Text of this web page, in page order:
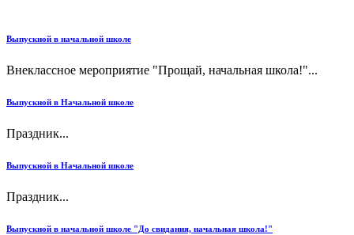
Выпускной в начальной школе
Внеклассное мероприятие "Прощай, начальная школа!"...
Выпускной в Начальной школе
Праздник...
Выпускной в Начальной школе
Праздник...
Выпускной в начальной школе "До свидания, начальная школа!"